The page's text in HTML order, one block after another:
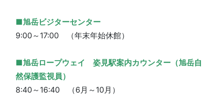
■旭岳ビジターセンター
9:00～17:00 （年末年始休館）
■旭岳ロープウェイ 姿見駅案内カウンター（旭岳自
然保護監視員）
8:40～16:40 （6月～10月）